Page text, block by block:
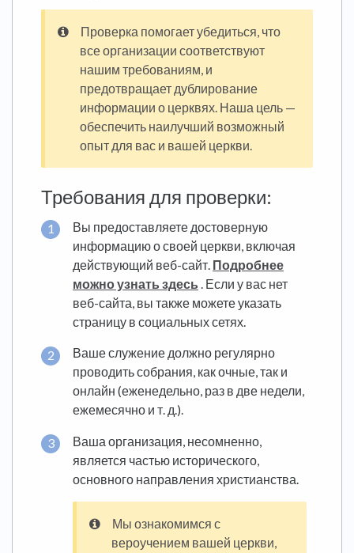
Проверка помогает убедиться, что
все организации соответствуют
нашим требованиям, и
предотвращает дублирование
информации о церквях. Наша цель —
обеспечить наилучший возможный
опыт для вас и вашей церкви.
Требования для проверки:
Вы предоставляете достоверную
информацию о своей церкви, включая
действующий веб-сайт. Подробнее
можно узнать здесь . Если у вас нет
веб-сайта, вы также можете указать
страницу в социальных сетях.
Ваше служение должно регулярно
проводить собрания, как очные, так и
онлайн (еженедельно, раз в две недели,
ежемесячно и т. д.).
Ваша организация, несомненно,
является частью исторического,
основного направления христианства.
Мы ознакомимся с
вероучением вашей церкви,